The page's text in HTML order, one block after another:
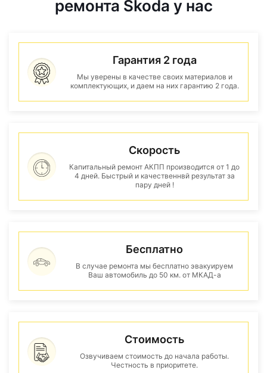
ремонта Skoda у нас
Гарантия 2 года
Мы уверены в качестве своих материалов и
комплектующих, и даем на них гарантию 2 года.
Скорость
Капитальный ремонт АКПП производится от 1 до
4 дней. Быстрый и качественнвй результат за
пару дней !
Бесплатно
В случае ремонта мы бесплатно эвакуируем
Ваш автомобиль до 50 км. от МКАД-а
Стоимость
Озвучиваем стоимость до начала работы.
Честность в приоритете.